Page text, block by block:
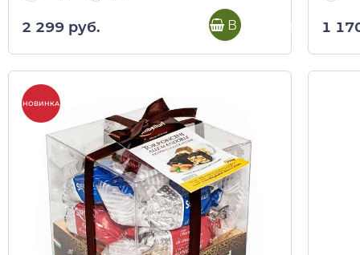
2 299 руб. В корзину 1
НОВИНКА